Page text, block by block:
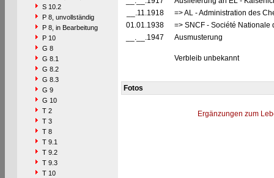
S 10.2
P 8, unvollständig
P 8, in Bearbeitung
P 10
G 8
G 8.1
G 8.2
G 8.3
G 9
G 10
T 2
T 3
T 8
T 9.1
T 9.2
T 9.3
T 10
__.11.1918
=> AL - Administration des
01.01.1938
=> SNCF - Société
__.__.1947
Ausmusterung
Verbleib unbekannt
Fotos
Ergänzungen zum